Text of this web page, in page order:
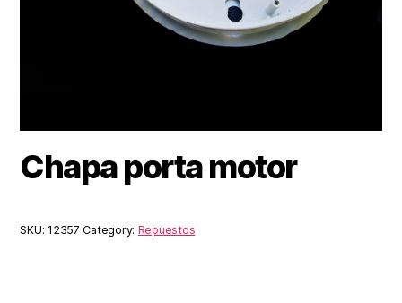
Chapa porta motor
SKU:12357 Category: Repuestos